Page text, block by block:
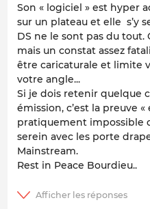
Son « logiciel » est hyper
sur un plateau et elle s’y
DS ne le sont pas du tout.
mais un constat assez
être caricaturale et limite
votre angle...
Si je dois retenir quelque
émission, c’est la preuve
pratiquement impossible
serein avec les porte
Mainstream.
Rest in Peace Bourdieu..